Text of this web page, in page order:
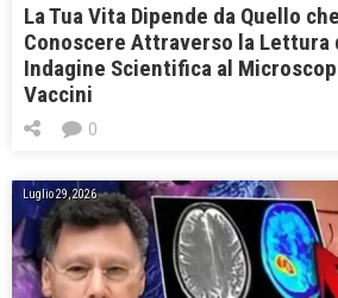
La Tua Vita Dipende da Quello
Conoscere Attraverso la Lettura
Indagine Scientifica al
Vaccini
0
Luglio 29, 2026